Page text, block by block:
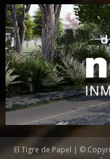
El Tigre de Papel | ©